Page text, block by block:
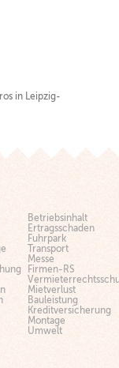
in Leipzig-
Betriebsinhalt
Ertragsschaden
Fuhrpark
Transport
Messe
Firmen-RS
Mietverlust
Bauleistung
Kreditversicherung
Montage
Umwelt